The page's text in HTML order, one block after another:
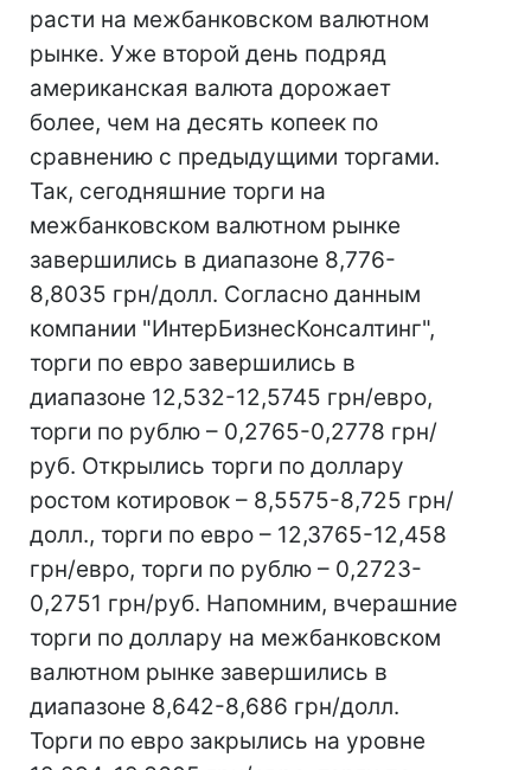
расти на межбанковском валютном
рынке. Уже второй день подряд
американская валюта дорожает
более, чем на десять копеек по
сравнению с предыдущими торгами.
Так, сегодняшние торги на
межбанковском валютном рынке
завершились в диапазоне 8,776-
8,8035 грн/долл. Согласно данным
компании "ИнтерБизнесКонсалтинг",
торги по евро завершились в
диапазоне 12,532-12,5745 грн/евро,
торги по рублю – 0,2765-0,2778 грн/
руб. Открылись торги по доллару
ростом котировок – 8,5575-8,725 грн/
долл., торги по евро – 12,3765-12,458
грн/евро, торги по рублю – 0,2723-
0,2751 грн/руб. Напомним, вчерашние
торги по доллару на межбанковском
валютном рынке завершились в
диапазоне 8,642-8,686 грн/долл.
Торги по евро закрылись на уровне